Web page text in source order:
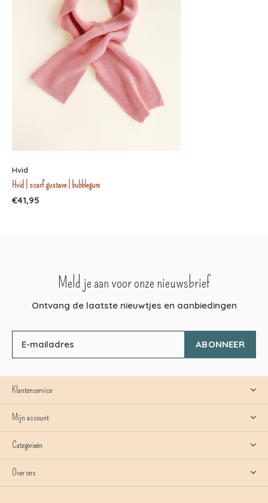
Hvid
Hvid | scarf gustave | bubblegum
€41,95
Meld je aan voor onze nieuwsbrief
Ontvang de laatste nieuwtjes en aanbiedingen
ABONNEER
Klantenservice
Mijn account
Categorieën
Over ons